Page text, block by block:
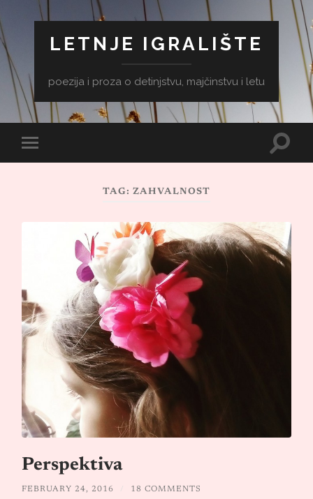
LETNJE IGRALIŠTE
poezija i proza o detinjstvu, majčinstvu i letu
mobile
Toggle
TAG: ZAHVALNOST
Perspektiva
FEBRUARY 24, 2016 / 18 COMMENTS